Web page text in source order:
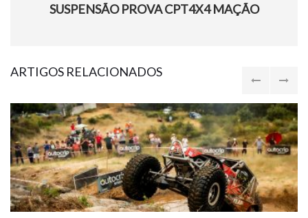
PRÓXIMO
SUSPENSÃO PROVA CPT4X4 MAÇÃO
ARTIGOS RELACIONADOS